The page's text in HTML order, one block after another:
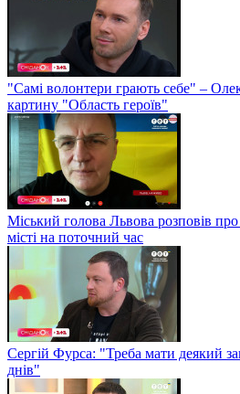
"Самі волонтери грають себе" –
картину "Область героїв"
Міський голова Львова розповів про
місті на поточний час
Сергій Фурса: "Треба мати деякий
днів"